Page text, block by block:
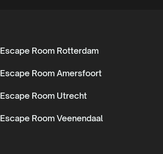
Escape Room Rotterdam
Escape Room Amersfoort
Escape Room Utrecht
Escape Room Veenendaal